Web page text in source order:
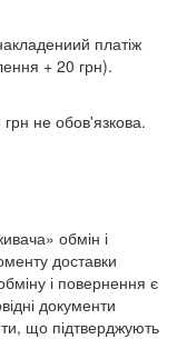
платіж
+ 20 грн).
не обов'язкова.
обмін і
доставки
і повернення є
документи
що підтверджують